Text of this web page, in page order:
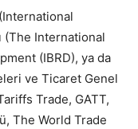
(The International
(IBRD), ya da
ve Ticaret Genel
Trade, GATT,
The World Trade